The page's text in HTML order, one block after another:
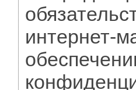
интернет-